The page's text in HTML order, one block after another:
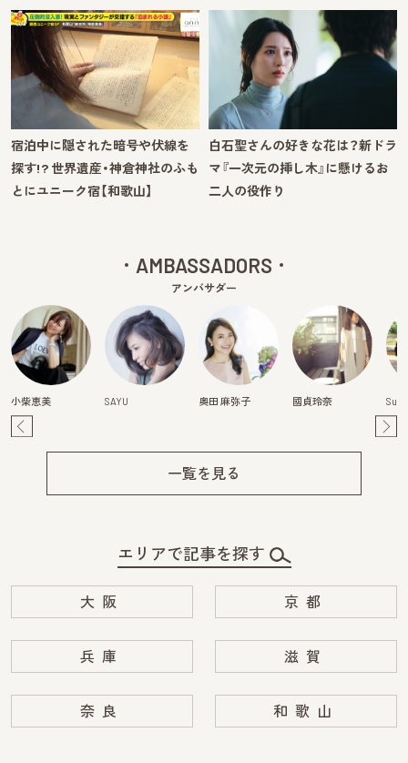
宿泊中に隠された暗号や伏線を
探す!? 世界遺産・神倉神社のふも
とにユニーク宿【和歌山】
白石聖さんの好きな花は？新ドラ
マ『一次元の挿し木』に懸けるお
二人の役作り
AMBASSADORS
アンバサダー
小柴恵美 SAYU 奥田 麻弥子 國貞玲奈
一覧を見る
エリアで記事を探す
大阪 京都
兵庫 滋賀
奈良 和歌山